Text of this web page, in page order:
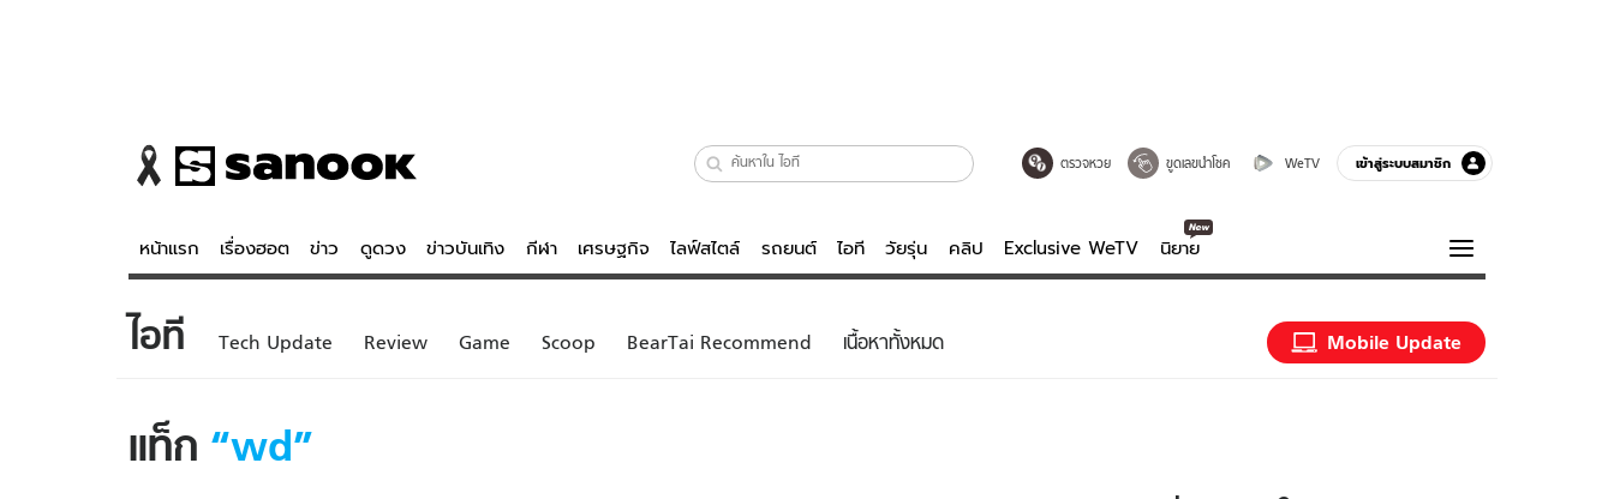
ตรวจหวย ขูดเลขนำโชค WeTV เข้าสู่ระบบสมาชิก
หน้าแรก เรื่องฮอต ข่าว ดูดวง ข่าวบันเทิง กีฬา เศรษฐกิจ ไลฟ์สไตล์ รถยนต์ ไอที วัยรุ่น คลิป Exclusive WeTV นิยาย
ข่าว
ข่าวบันเทิง
ดูดวง - ตรวจหวย ไลฟ์สไตล์ ความรู้รอบตัว
ฮาวทู
ไอที Tech Update Review Game Scoop BearTai Recommend เนื้อหาทั้งหมด Mobile Update
แท็ก wd